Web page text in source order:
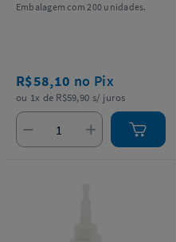
Embalagem com 200 unidades.
R$58,10 no Pix
ou 1x de R$59,90 s/ juros